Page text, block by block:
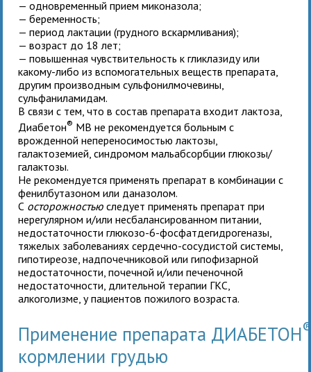
— одновременный прием миконазола;
— беременность;
— период лактации (грудного вскармливания);
— возраст до 18 лет;
— повышенная чувствительность к гликлазиду или
какому-либо из вспомогательных веществ препарата,
другим производным сульфонилмочевины,
сульфаниламидам.
В связи с тем, что в состав препарата входит лактоза,
Диабетон® MB не рекомендуется больным с
врожденной непереносимостью лактозы,
галактоземией, синдромом мальабсорбции глюкозы/
галактозы.
Не рекомендуется применять препарат в комбинации с
фенилбутазоном или даназолом.
С осторожностью следует применять препарат при
нерегулярном и/или несбалансированном питании,
недостаточности глюкозо-6-фосфатдегидрогеназы,
тяжелых заболеваниях сердечно-сосудистой системы,
гипотиреозе, надпочечниковой или гипофизарной
недостаточности, почечной и/или печеночной
недостаточности, длительной терапии ГКС,
алкоголизме, у пациентов пожилого возраста.
Применение препарата ДИАБЕТОН
кормлении грудью